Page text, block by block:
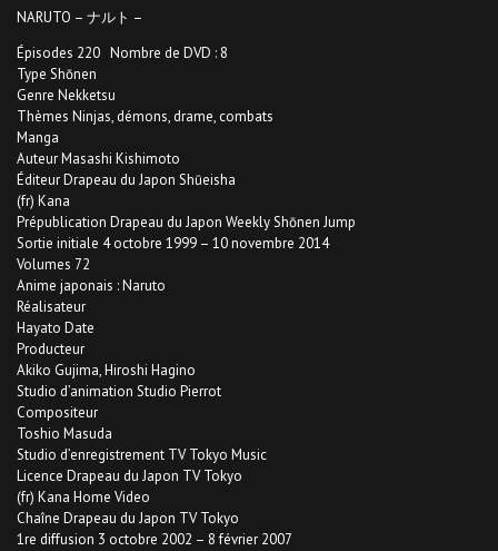
NARUTO – ナルト –
Épisodes 220 Nombre de DVD : 8
Type Shōnen
Genre Nekketsu
Thèmes Ninjas, démons, drame, combats
Manga
Auteur Masashi Kishimoto
Éditeur Drapeau du Japon Shūeisha
(fr) Kana
Prépublication Drapeau du Japon Weekly Shōnen Jump
Sortie initiale 4 octobre 1999 – 10 novembre 2014
Volumes 72
Anime japonais : Naruto
Réalisateur
Hayato Date
Producteur
Akiko Gujima, Hiroshi Hagino
Studio d’animation Studio Pierrot
Compositeur
Toshio Masuda
Studio d’enregistrement TV Tokyo Music
Licence Drapeau du Japon TV Tokyo
(fr) Kana Home Video
Chaîne Drapeau du Japon TV Tokyo
1re diffusion 3 octobre 2002 – 8 février 2007